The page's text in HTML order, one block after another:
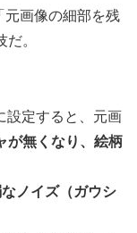
元画像の細部を残
。
設定すると、元画
が無くなり、絵柄
ノイズ（ガウシ